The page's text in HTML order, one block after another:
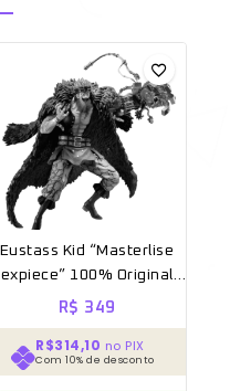
Eustass Kid “Masterlise
expiece” 100% Original
Sem caixa
R$ 349
R$314,10 no PIX
Com 10% de desconto